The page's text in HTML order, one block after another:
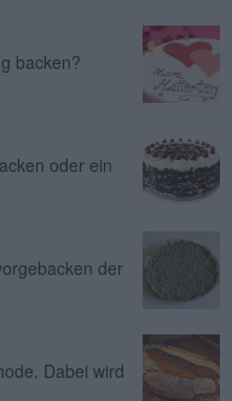
backen?
oder ein
der
Dabei wird